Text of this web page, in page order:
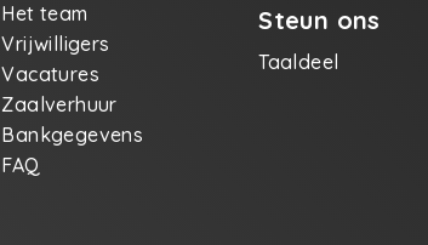
Het team
Vrijwilligers
Vacatures
Zaalverhuur
Bankgegevens
FAQ
Steun ons
Taaldeel